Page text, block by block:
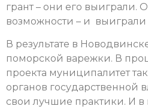
грант – они его выиграли.
возможности – и выиграли
В результате в
поморской варежки. В
проекта муниципалитет
органов государственной
свои лучшие практики. И